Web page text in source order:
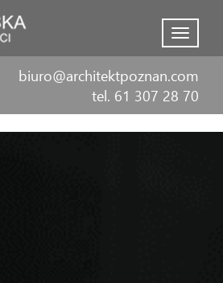
Menu
biuro@architektpoznan.com
tel. 61 307 28 70